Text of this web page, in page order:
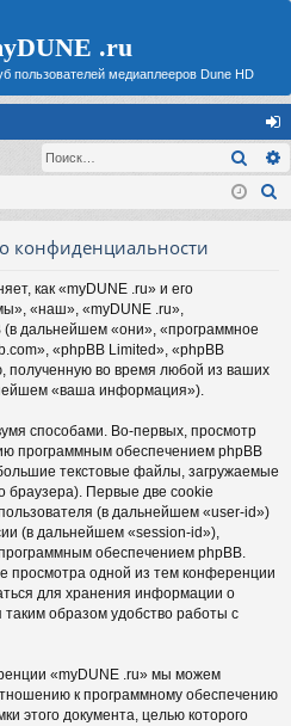
.ru
пользователей медиаплееров Dune HD
хо
д
конфиденциальности
как «myDUNE .ru» и его
«наш», «myDUNE .ru»,
(в дальнейшем «они», «программное
«phpBB Limited», «phpBB
полученную во время любой из ваших
«ваша информация»).
способами. Во-первых, просмотр
программным обеспечением phpBB
текстовые файлы, загружаемые
браузера). Первые две cookie
(в дальнейшем «user-id»)
(в дальнейшем «session-id»),
обеспечением phpBB.
просмотра одной из тем конференции
для хранения информации о
образом удобство работы с
«myDUNE .ru» мы можем
к программному обеспечению
этого документа, целью которого